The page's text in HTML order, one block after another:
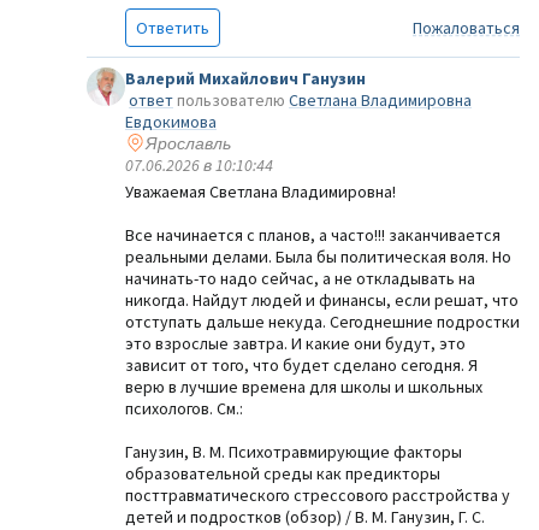
Ответить
Пожаловаться
Валерий Михайлович Ганузин
ответпользователю Светлана Владимировна
Евдокимова
Ярославль
07.06.2026 в 10:10:44
Уважаемая Светлана Владимировна!
Все начинается с планов, а часто!!! заканчивается
реальными делами. Была бы политическая воля. Но
начинать-то надо сейчас, а не откладывать на
никогда. Найдут людей и финансы, если решат, что
отступать дальше некуда. Сегоднешние подростки
это взрослые завтра. И какие они будут, это
зависит от того, что будет сделано сегодня. Я
верю в лучшие времена для школы и школьных
психологов. См.:
Ганузин, В. М. Психотравмирующие факторы
образовательной среды как предикторы
посттравматического стрессового расстройства у
детей и подростков (обзор) / В. М. Ганузин, Г. С.